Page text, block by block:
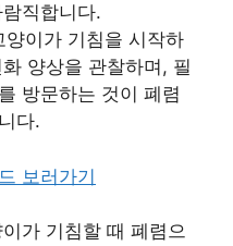
직합니다.
양이가 기침을 시작하
양상을 관찰하며, 필
방문하는 것이 폐렴
다.
보러가기
가 기침할 때 폐렴으